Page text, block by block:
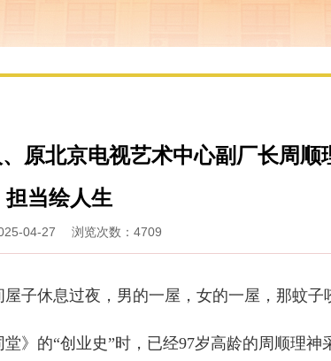
、原北京电视艺术中心副厂长周
担当绘人生
04-27 浏览次数：4709
休息过夜，男的一屋，女的一屋，那蚊子
的“创业史”时，已经97岁高龄的周顺理神